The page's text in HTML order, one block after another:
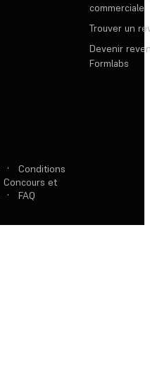
commerciale
Trouver un
Devenir
Formlabs
·
Conditions
Concours et
· FAQ